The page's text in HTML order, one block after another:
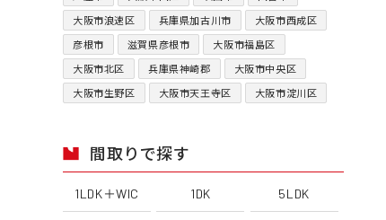
大阪市浪速区 兵庫県加古川市 大阪市西成区
彦根市 滋賀県彦根市 大阪市福島区
大阪市北区 兵庫県神崎郡 大阪市中央区
大阪市生野区 大阪市天王寺区 大阪市淀川区
間取りで探す
1LDK＋WIC 1DK 5LDK